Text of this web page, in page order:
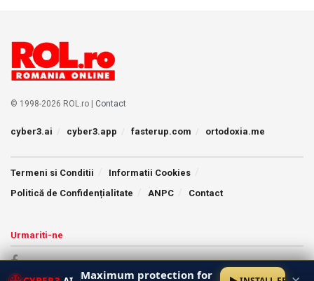
© 1998-2026 ROL.ro | Contact
cyber3.ai cyber3.app fasterup.com ortodoxia.me
Termeni si Conditii
Informatii Cookies
Politică de Confidențialitate
ANPC Contact
Urmariti-ne
Maximum protection for